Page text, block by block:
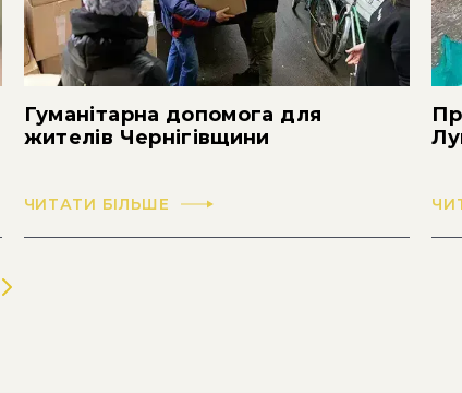
Гуманітарна допомога для
жителів Чернігівщини
ЧИТАТИ БІЛЬШЕ